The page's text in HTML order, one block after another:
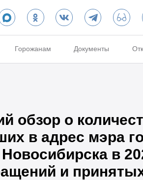
Горожанам Документы
обзор о
в адрес мэра
в
и